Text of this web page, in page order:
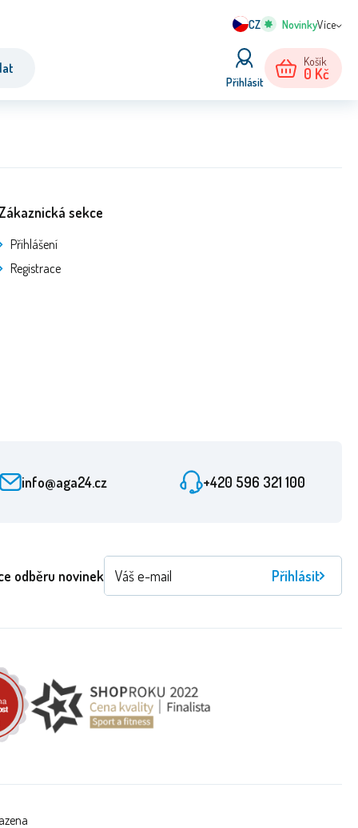
CZ Více
Přihlásit
Košík
0 Kč
sekce
Přihlášení
Registrace
info@aga24.cz +420 596 321 100
odběru novinek Přihlásit